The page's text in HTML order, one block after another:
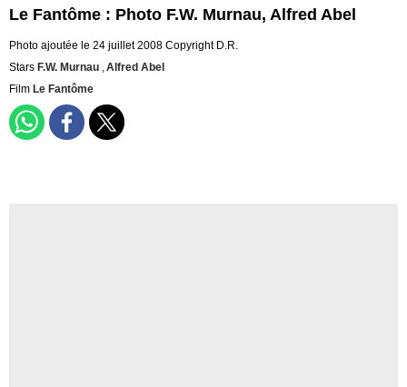
Le Fantôme : Photo F.W. Murnau, Alfred Abel
Photo ajoutée le 24 juillet 2008 Copyright D.R.
Stars F.W. Murnau ,Alfred Abel
Film Le Fantôme